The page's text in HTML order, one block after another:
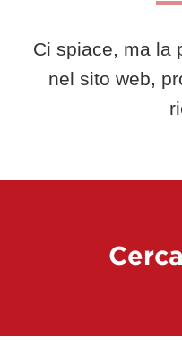
Ci spiace, ma la
nel sito web,
Cerca